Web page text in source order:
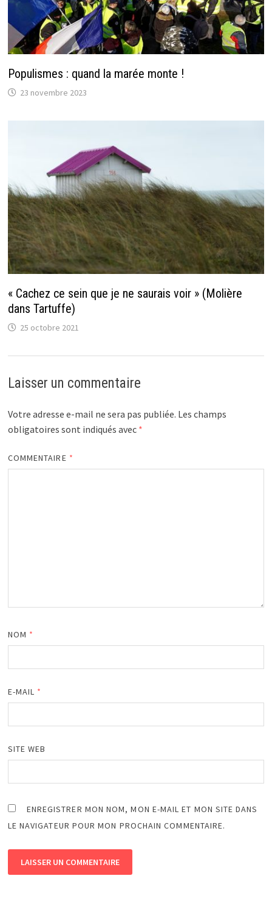
Populismes : quand la marée monte !
23 novembre 2023
« Cachez ce sein que je ne saurais voir » (Molière
dans Tartuffe)
25 octobre 2021
Laisser un commentaire
Votre adresse e-mail ne sera pas publiée. Les champs
obligatoires sont indiqués avec *
COMMENTAIRE *
NOM *
E-MAIL *
SITE WEB
ENREGISTRER MON NOM, MON E-MAIL ET MON SITE DANS
LE NAVIGATEUR POUR MON PROCHAIN COMMENTAIRE.